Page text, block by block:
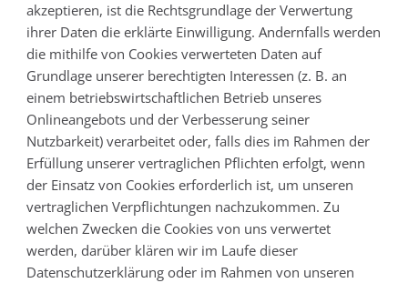
akzeptieren, ist die Rechtsgrundlage der Verwertung
ihrer Daten die erklärte Einwilligung. Andernfalls werden
die mithilfe von Cookies verwerteten Daten auf
Grundlage unserer berechtigten Interessen (z. B. an
einem betriebswirtschaftlichen Betrieb unseres
Onlineangebots und der Verbesserung seiner
Nutzbarkeit) verarbeitet oder, falls dies im Rahmen der
Erfüllung unserer vertraglichen Pflichten erfolgt, wenn
der Einsatz von Cookies erforderlich ist, um unseren
vertraglichen Verpflichtungen nachzukommen. Zu
welchen Zwecken die Cookies von uns verwertet
werden, darüber klären wir im Laufe dieser
Datenschutzerklärung oder im Rahmen von unseren